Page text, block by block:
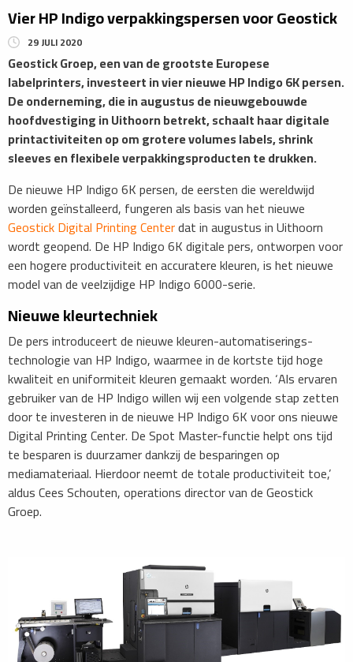
Vier HP Indigo verpakkingspersen voor Geostick
29 JULI 2020
Geostick Groep, een van de grootste Europese
labelprinters, investeert in vier nieuwe HP Indigo 6K persen.
De onderneming, die in augustus de nieuwgebouwde
hoofdvestiging in Uithoorn betrekt, schaalt haar digitale
printactiviteiten op om grotere volumes labels, shrink
sleeves en flexibele verpakkingsproducten te drukken.
De nieuwe HP Indigo 6K persen, de eersten die wereldwijd
worden geïnstalleerd, fungeren als basis van het nieuwe
Geostick Digital Printing Centerdat in augustus in Uithoorn
wordt geopend. De HP Indigo 6K digitale pers, ontworpen voor
een hogere productiviteit en accuratere kleuren, is het nieuwe
model van de veelzijdige HP Indigo 6000-serie.
Nieuwe kleurtechniek
De pers introduceert de nieuwe kleuren-automatiserings-
technologie van HP Indigo, waarmee in de kortste tijd hoge
kwaliteit en uniformiteit kleuren gemaakt worden. ‘Als ervaren
gebruiker van de HP Indigo willen wij een volgende stap zetten
door te investeren in de nieuwe HP Indigo 6K voor ons nieuwe
Digital Printing Center. De Spot Master-functie helpt ons tijd
te besparen is duurzamer dankzij de besparingen op
mediamateriaal. Hierdoor neemt de totale productiviteit toe,’
aldus Cees Schouten, operations director van de Geostick
Groep.